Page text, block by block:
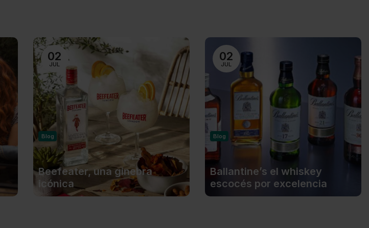
02
JUL
Blog
Beefeater, una ginebra
icónica
02
JUL
Blog
Ballantine’s el whiskey
escocés por excelencia